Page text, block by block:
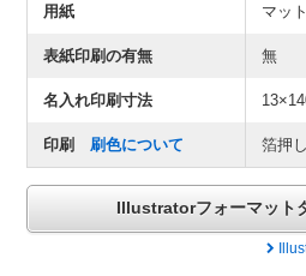
用紙 マッ
表紙印刷の有無 無
名入れ印刷寸法
印刷 刷色について 箔押し
Illustratorフォーマット